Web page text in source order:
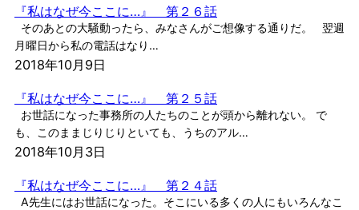
『私はなぜ今ここに…』 第２６話
そのあとの大騒動ったら、みなさんがご想像する通りだ。 翌週
月曜日から私の電話はなり…
2018年10月9日
『私はなぜ今ここに…』 第２５話
お世話になった事務所の人たちのことが頭から離れない。 で
も、このままじりじりといても、うちのアル…
2018年10月3日
『私はなぜ今ここに…』 第２４話
A先生にはお世話になった。そこにいる多くの人にもいろんなこ